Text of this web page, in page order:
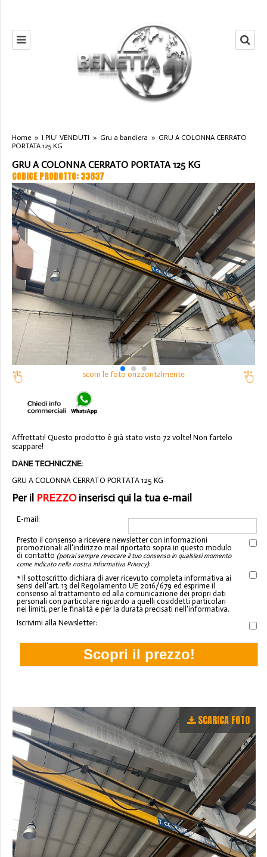
Home » I PIU' VENDUTI » Gru a bandiera » GRU A COLONNA CERRATO
PORTATA 125 KG
GRU A COLONNA CERRATO PORTATA 125 KG
CODICE PRODOTTO: 33837
scorri le foto orizzontalmente
Affrettati! Questo prodotto è già stato visto 72 volte! Non fartelo
scappare!
DANE TECHNICZNE:
GRU A COLONNA CERRATO PORTATA 125 KG
Per il PREZZOinserisci qui la tua e-mail
E-mail:
Presto il consenso a ricevere newsletter con informazioni
promozionali all'indirizzo mail riportato sopra in questo modulo
di contatto (potrai sempre revocare il tuo consenso in qualsiasi momento
come indicato nella nostra informativa Privacy):
* Il sottoscritto dichiara di aver ricevuto completa informativa ai
sensi dell'art. 13 del Regolamento UE 2016/679 ed esprime il
consenso al trattamento ed alla comunicazione dei propri dati
personali con particolare riguardo a quelli cosiddetti particolari
nei limiti, per le finalità e per la durata precisati nell'informativa.
Iscrivimi alla Newsletter:
SCARICA FOTO